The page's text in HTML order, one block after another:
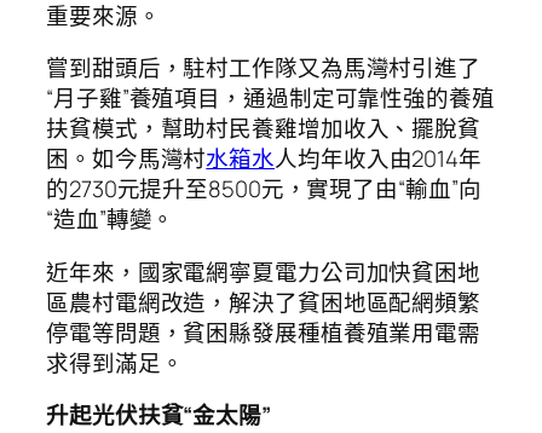
重要來源。
嘗到甜頭后，駐村工作隊又為馬灣村引進了
“月子雞”養殖項目，通過制定可靠性強的養殖
扶貧模式，幫助村民養雞增加收入、擺脫貧
困。如今馬灣村水箱水人均年收入由2014年
的2730元提升至8500元，實現了由“輸血”向
“造血”轉變。
近年來，國家電網寧夏電力公司加快貧困地
區農村電網改造，解決了貧困地區配網頻繁
停電等問題，貧困縣發展種植養殖業用電需
求得到滿足。
升起光伏扶貧“金太陽”